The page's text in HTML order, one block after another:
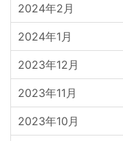
2024年2月
2024年1月
2023年12月
2023年11月
2023年10月